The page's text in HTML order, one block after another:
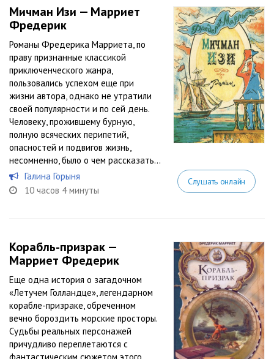
Мичман Изи — Марриет
Фредерик
Романы Фредерика Марриета, по
праву признанные классикой
приключенческого жанра,
пользовались успехом еще при
жизни автора, однако не утратили
своей популярности и по сей день.
Человеку, прожившему бурную,
полную всяческих перипетий,
опасностей и подвигов жизнь,
несомненно, было о чем рассказать...
Галина Горыня
10 часов 4 минуты
Слушать онлайн
Корабль-призрак —
Марриет Фредерик
Еще одна история о загадочном
«Летучем Голландце», легендарном
корабле-призраке, обреченном
вечно бороздить морские просторы.
Судьбы реальных персонажей
причудливо переплетаются с